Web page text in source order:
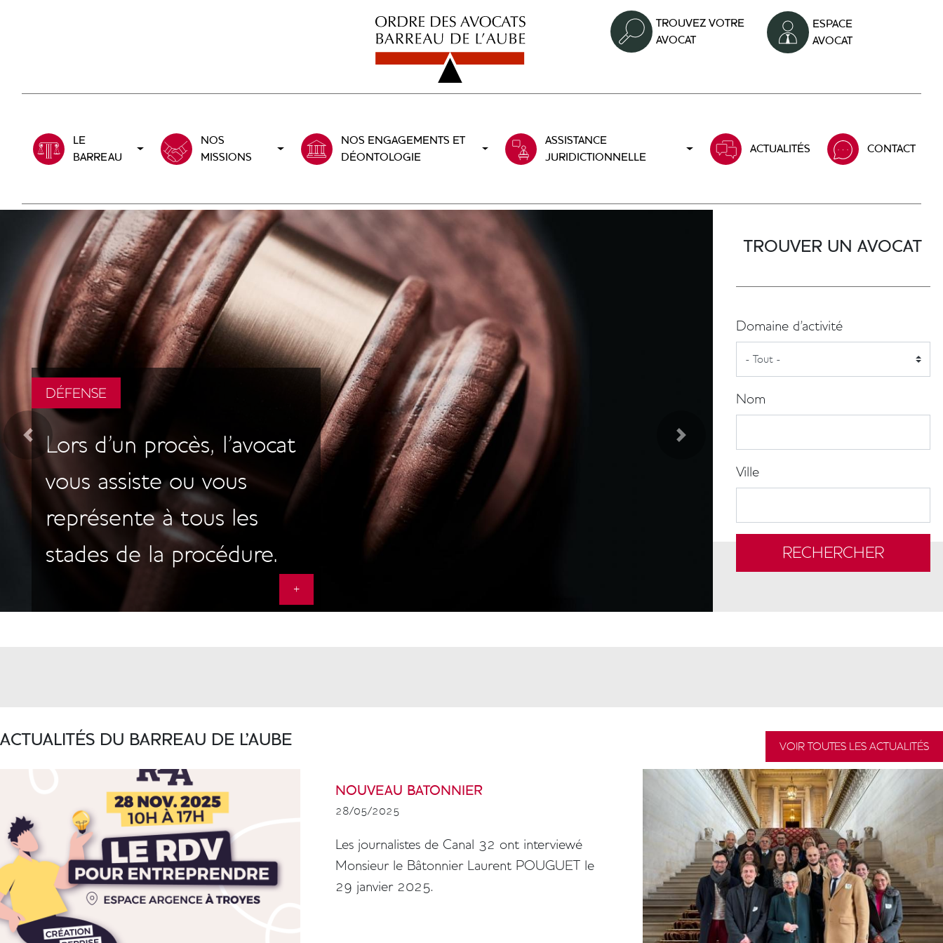
TROUVEZ VOTRE
AVOCAT
ESPACE
AVOCAT
LE
BARREAU
NOS
MISSIONS
NOS ENGAGEMENTS ET
DÉONTOLOGIE
ASSISTANCE
JURIDICTIONNELLE
ACTUALITÉS CONTACT
DÉFENSE
Colonne
Lors d'un procès, l’avocat
vous assiste ou vous
représente à tous les
stades de la procédure.
+
CONSEIL
Colonne
L’avocat peut vous
conseiller dans tous les
domaines de la vie civile,
économique et sociale.
+
Précédent Suivant
TROUVER UN AVOCAT
Domaine d'activité
Nom
Ville
ACTUALITÉS DU BARREAU DE L'AUBE VOIR TOUTES LES ACTUALITÉS
NOUVEAU BATONNIER
28/05/2025
Colonne
Les journalistes de Canal 32 ont interviewé
Monsieur le Bâtonnier Laurent POUGUET le
29 janvier 2025.